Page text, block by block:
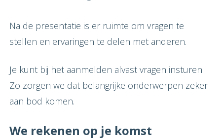
Na de presentatie is er ruimte om vragen te
stellen en ervaringen te delen met anderen.
Je kunt bij het aanmelden alvast vragen insturen.
Zo zorgen we dat belangrijke onderwerpen zeker
aan bod komen.
We rekenen op je komst